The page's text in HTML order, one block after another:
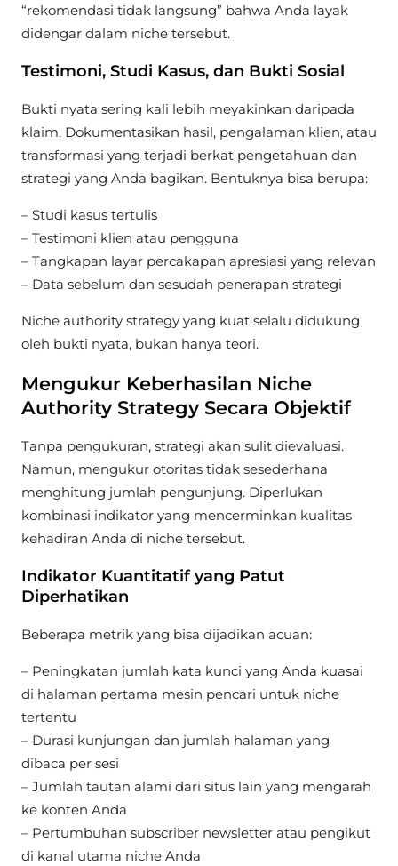
“rekomendasi tidak langsung” bahwa Anda layak
didengar dalam niche tersebut.
Testimoni, Studi Kasus, dan Bukti Sosial
Bukti nyata sering kali lebih meyakinkan daripada
klaim. Dokumentasikan hasil, pengalaman klien, atau
transformasi yang terjadi berkat pengetahuan dan
strategi yang Anda bagikan. Bentuknya bisa berupa:
– Studi kasus tertulis
– Testimoni klien atau pengguna
– Tangkapan layar percakapan apresiasi yang relevan
– Data sebelum dan sesudah penerapan strategi
Niche authority strategy yang kuat selalu didukung
oleh bukti nyata, bukan hanya teori.
Mengukur Keberhasilan Niche
Authority Strategy Secara Objektif
Tanpa pengukuran, strategi akan sulit dievaluasi.
Namun, mengukur otoritas tidak sesederhana
menghitung jumlah pengunjung. Diperlukan
kombinasi indikator yang mencerminkan kualitas
kehadiran Anda di niche tersebut.
Indikator Kuantitatif yang Patut
Diperhatikan
Beberapa metrik yang bisa dijadikan acuan:
– Peningkatan jumlah kata kunci yang Anda kuasai
di halaman pertama mesin pencari untuk niche
tertentu
– Durasi kunjungan dan jumlah halaman yang
dibaca per sesi
– Jumlah tautan alami dari situs lain yang mengarah
ke konten Anda
– Pertumbuhan subscriber newsletter atau pengikut
di kanal utama niche Anda